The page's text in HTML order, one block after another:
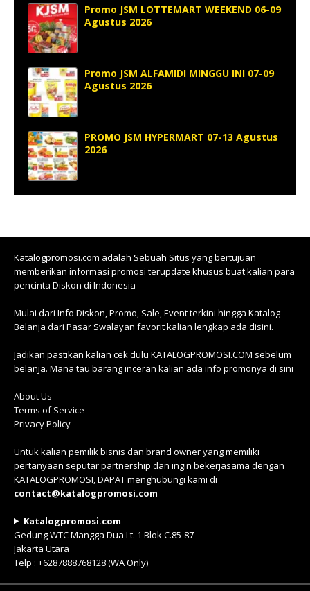
Promo JSM LOTTEMART WEEKEND 06-09
Agustus 2026
Promo JSM ALFAMIDI MINGGU INI 07-09
Agustus 2026
PROMO JSM HYPERMART 07-13 Agustus
2026
Katalogpromosi.com adalah Sebuah Situs yang bertujuan
memberikan informasi promosi terupdate khusus buat kalian para
pencinta Diskon di Indonesia
Mulai dari Info Diskon, Promo, Sale, Event terkini hingga Katalog
Belanja dari Pasar Swalayan favorit kalian lengkap ada disini.
Jadikan pastikan kalian cek dulu KATALOGPROMOSI.COM sebelum
belanja. Mana tau barang inceran kalian ada info promonya di sini
About Us
Terms of Service
Privacy Policy
Untuk kalian pemilik bisnis dan brand owner yang memiliki
pertanyaan seputar partnership dan ingin bekerjasama dengan
KATALOGPROMOSI, DAPAT menghubungi kami di
contact@katalogpromosi.com
Katalogpromosi.com
Gedung WTC Mangga Dua Lt. 1 Blok C.85-87
Jakarta Utara
Telp : +6287888768128 (WA Only)